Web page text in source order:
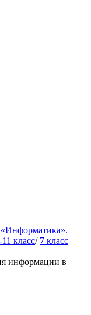
класс/ 7 класс
информации в